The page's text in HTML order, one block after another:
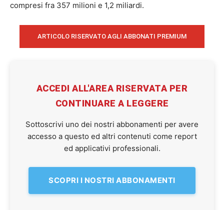
compresi fra 357 milioni e 1,2 miliardi.
ARTICOLO RISERVATO AGLI ABBONATI PREMIUM
ACCEDI ALL'AREA RISERVATA PER
CONTINUARE A LEGGERE
Sottoscrivi uno dei nostri abbonamenti per avere
accesso a questo ed altri contenuti come report
ed applicativi professionali.
SCOPRI I NOSTRI ABBONAMENTI